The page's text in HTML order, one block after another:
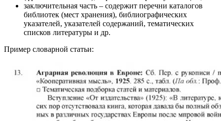
заключительная часть – содержит перечни каталогов
библиотек (мест хранения), библиографических
указателей, указателей содержаний, тематических
списков литературы и др.
Пример словарной статьи: